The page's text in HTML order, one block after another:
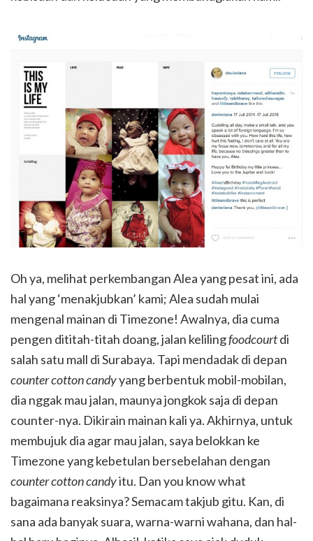
Oh ya, melihat perkembangan Alea yang pesat ini, ada
hal yang ‘menakjubkan’ kami; Alea sudah mulai
mengenal mainan di Timezone! Awalnya, dia cuma
pengen dititah-titah doang, jalan kelilingfoodcourtdi
salah satu mall di Surabaya. Tapi mendadak di depan
counter cotton candyyang berbentuk mobil-mobilan,
dia nggak mau jalan, maunya jongkok saja di depan
counter-nya. Dikirain mainan kali ya. Akhirnya, untuk
membujuk dia agar mau jalan, saya belokkan ke
Timezone yang kebetulan bersebelahan dengan
counter cotton candyitu. Dan you know what
bagaimana reaksinya? Semacam takjub gitu. Kan, di
sana ada banyak suara, warna-warni wahana, dan hal-